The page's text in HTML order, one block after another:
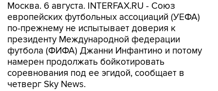
Москва. 6 августа. INTERFAX.RU - Союз
европейских футбольных ассоциаций (УЕФА)
по-прежнему не испытывает доверия к
президенту Международной федерации
футбола (ФИФА) Джанни Инфантино и потому
намерен продолжать бойкотировать
соревнования под ее эгидой, сообщает в
четверг Sky News.